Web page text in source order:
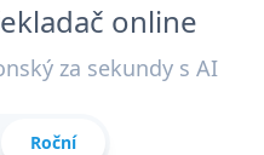
online
za sekundy s AI
Roční